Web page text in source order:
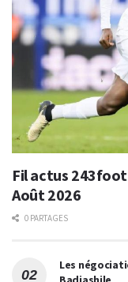
Fil actus
Août 2026
0 PARTAGES
Les